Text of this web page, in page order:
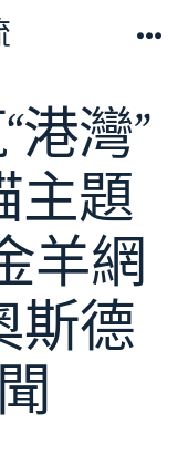
港灣”
主題
羊網
斯德